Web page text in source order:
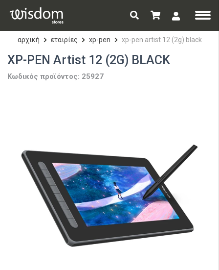
αρχική εταιρίες xp-pen xp-pen artist 12 (2g) black
XP-PEN Artist 12 (2G) BLACK
Κωδικός προϊόντος: 25927